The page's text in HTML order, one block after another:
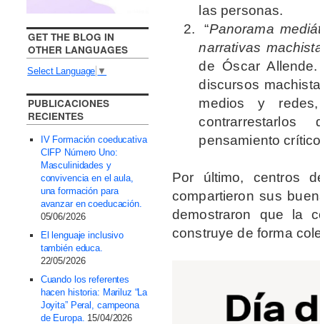
las personas.
“Panorama
narrativas
de Óscar
discursos
medios y
pensamiento
Por último, centros
compartieron sus
demostraron que la
construye de forma
GET THE BLOG IN
OTHER LANGUAGES
Select Language ▼
PUBLICACIONES
RECIENTES
IV Formación coeducativa
CIFP Número Uno:
Masculinidades y
convivencia en el aula,
una formación para
avanzar en coeducación.
05/06/2026
El lenguaje inclusivo
también educa.
22/05/2026
Cuando los referentes
hacen historia: Mariluz “La
Joyita” Peral, campeona
de Europa. 15/04/2026